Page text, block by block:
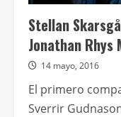
Stellan
Jonathan Rhys
14 mayo, 2016
El primero
Sverrir